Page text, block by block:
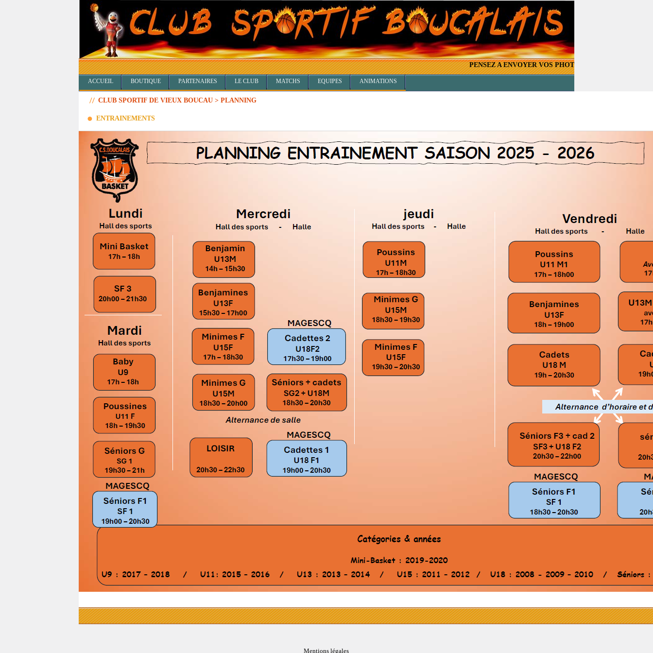
PENSEZ A ENVOYER VOS PHOTOS D'EQUIPES SUR LE
ACCUEIL BOUTIQUE PARTENAIRES LE CLUB MATCHS EQUIPES ANIMATIONS
CLUB SPORTIF DE VIEUX BOUCAU > PLANNING
ENTRAINEMENTS
Mentions légales